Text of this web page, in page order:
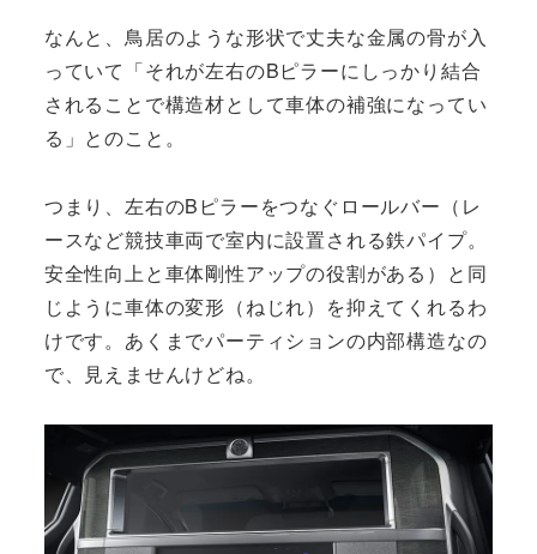
なんと、鳥居のような形状で丈夫な金属の骨が入
っていて「それが左右のBピラーにしっかり結合
されることで構造材として車体の補強になってい
る」とのこと。
つまり、左右のBピラーをつなぐロールバー（レ
ースなど競技車両で室内に設置される鉄パイプ。
安全性向上と車体剛性アップの役割がある）と同
じように車体の変形（ねじれ）を抑えてくれるわ
けです。あくまでパーティションの内部構造なの
で、見えませんけどね。